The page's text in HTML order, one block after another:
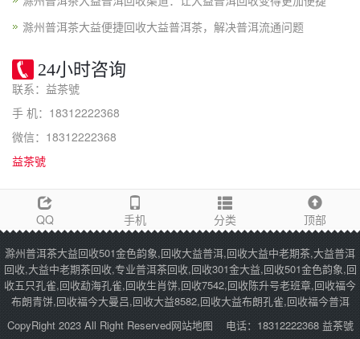
滁州普洱茶大益便捷回收大益普洱茶，解决普洱流通问题
24小时咨询
联系：益茶號
手 机：18312222368
微信：18312222368
益茶號
QQ 手机 分类 顶部
滁州普洱茶大益回收501金色韵象,回收大益普洱,回收大益中老期茶,大益普洱
回收,大益中老期茶回收,专业普洱茶回收,回收301金大益,回收501金色韵象,回
收五只孔雀,回收勐海孔雀,回收生肖饼,回收7542,回收陈升号老班章,回收福今
布朗青饼,回收福今大曼吕,回收大益8582,回收大益布朗孔雀,回收福今普洱
CopyRight 2023 All Right Reserved网站地图 电话：18312222368 益茶號